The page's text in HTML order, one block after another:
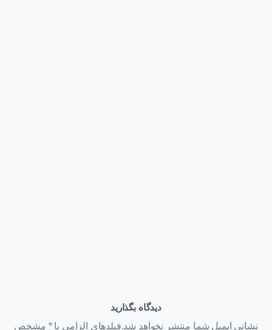
دیدگاه بگذارید
نشانی ایمیل شما منتشر نخواهد شد.فیلدهای الزامی با * مشخص